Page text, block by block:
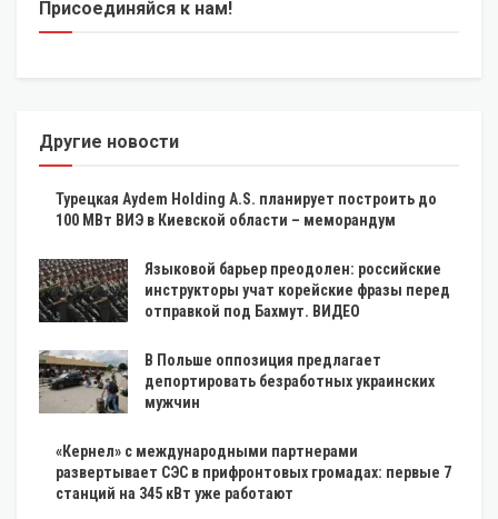
Присоединяйся к нам!
Другие новости
Турецкая Aydem Holding A.S. планирует построить до
100 МВт ВИЭ в Киевской области – меморандум
Языковой барьер преодолен: российские
инструкторы учат корейские фразы перед
отправкой под Бахмут. ВИДЕО
В Польше оппозиция предлагает
депортировать безработных украинских
мужчин
«Кернел» с международными партнерами
развертывает СЭС в прифронтовых громадах: первые 7
станций на 345 кВт уже работают